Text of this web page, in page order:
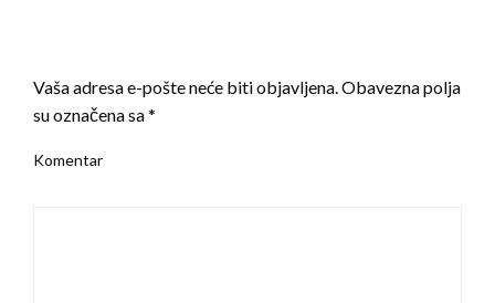
Vaša adresa e-pošte neće biti objavljena.Obavezna polja
su označena sa*
Komentar